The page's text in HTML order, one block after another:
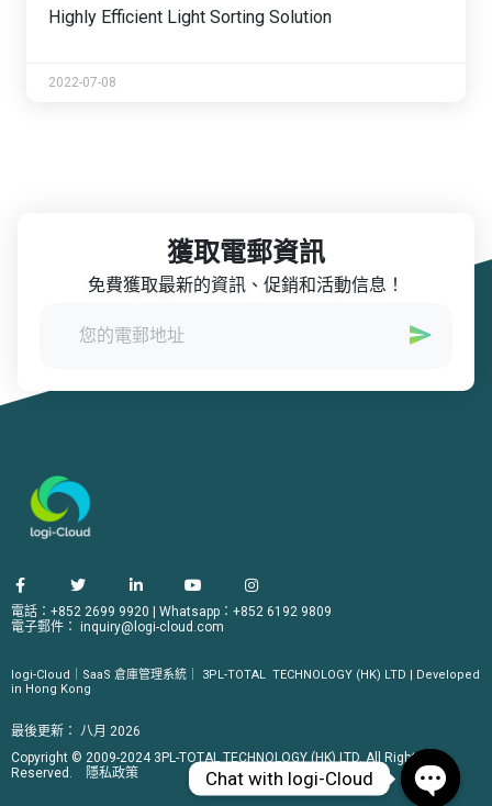
Highly Efficient Light Sorting Solution
2022-07-08
獲取電郵資訊
免費獲取最新的資訊、促銷和活動信息！
logi-Cloud｜SaaS 倉庫管理系統｜ 3PL-TOTAL TECHNOLOGY (HK) LTD | Developed
in Hong Kong
最後更新： 八月 2026
Copyright © 2009-2024 3PL-TOTAL TECHNOLOGY (HK) LTD. All Rights
Reserved.
隱私政策
電話：+852 2699 9920
Whatsapp：+852 6192 9809
電子郵件： inquiry@logi-cloud.com
Chat with logi-Cloud